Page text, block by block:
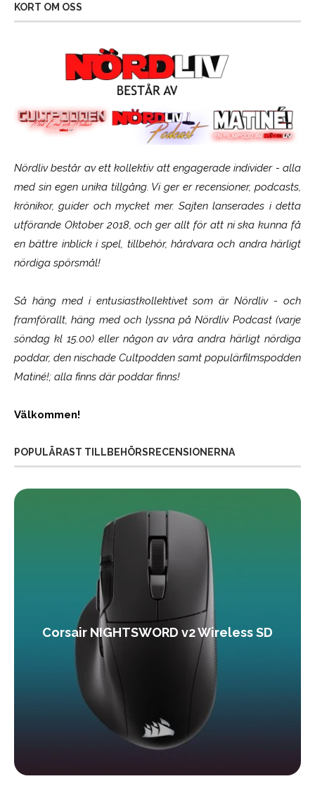
KORT OM OSS
Nördliv består av ett kollektiv att engagerade individer - alla
med sin egen unika tillgång. Vi ger er recensioner, podcasts,
krönikor, guider och mycket mer. Sajten lanserades i detta
utförande Oktober 2018, och ger allt för att ni ska kunna få
en bättre inblick i spel, tillbehör, hårdvara och andra härligt
nördiga spörsmål!
Så häng med i entusiastkollektivet som ärNördliv- och
framförallt, häng med och lyssna på Nördliv Podcast (varje
söndag kl 15.00) eller någon av våra andra härligt nördiga
poddar, den nischade Cultpodden samt populärfilmspodden
Matiné!; alla finns där poddar finns!
Välkommen!
POPULÄRAST TILLBEHÖRSRECENSIONERNA
Corsair NIGHTSWORD v2 Wireless SD